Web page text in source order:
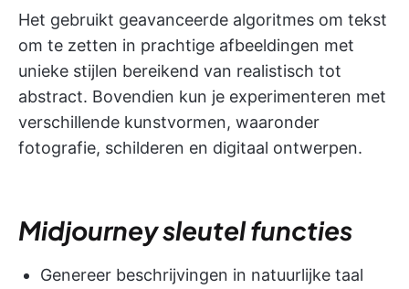
Het gebruikt geavanceerde algoritmes om tekst
om te zetten in prachtige afbeeldingen met
unieke stijlen bereikend van realistisch tot
abstract. Bovendien kun je experimenteren met
verschillende kunstvormen, waaronder
fotografie, schilderen en digitaal ontwerpen.
Midjourney sleutel functies
Genereer beschrijvingen in natuurlijke taal